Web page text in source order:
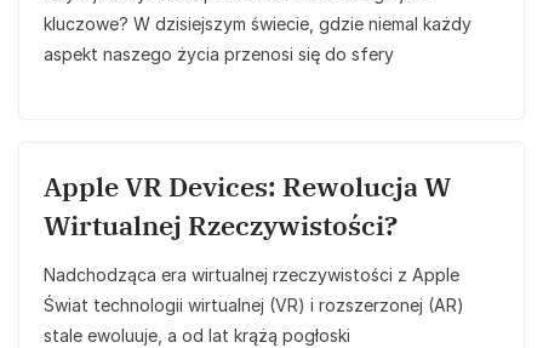
kluczowe? W dzisiejszym świecie, gdzie niemal każdy
aspekt naszego życia przenosi się do sfery
Apple VR Devices: Rewolucja W
Wirtualnej Rzeczywistości?
Nadchodząca era wirtualnej rzeczywistości z Apple
Świat technologii wirtualnej (VR) i rozszerzonej (AR)
stale ewoluuje, a od lat krążą pogłoski